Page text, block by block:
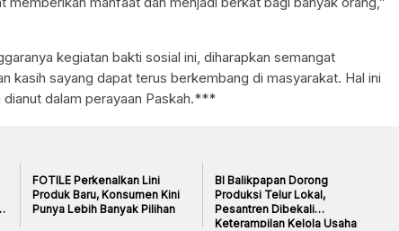
kegiatan bakti sosial ini, diharapkan semangat
kasih sayang dapat terus berkembang di masyarakat. Hal ini
dianut dalam perayaan Paskah.***
FOTILE Perkenalkan Lini
Produk Baru, Konsumen Kini
Punya Lebih Banyak Pilihan
BI Balikpapan Dorong
Produksi Telur Lokal,
Pesantren Dibekali
Keterampilan Kelola Usaha